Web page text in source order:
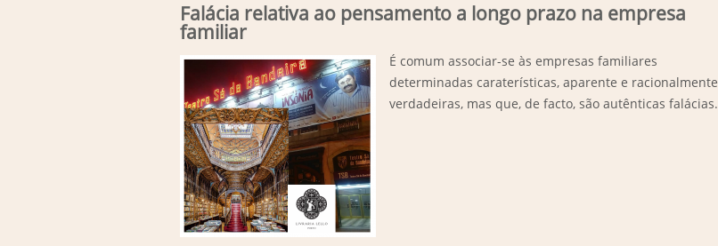
Falácia relativa ao pensamento a longo prazo na empresa
familiar
É comum associar-se às empresas familiares
determinadas caraterísticas, aparente e racionalmente
verdadeiras, mas que, de facto, são autênticas falácias.